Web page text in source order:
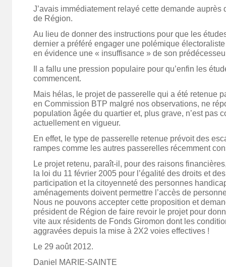
J’avais immédiatement relayé cette demande auprès
de Région.
Au lieu de donner des instructions pour que les
dernier a préféré engager une polémique
en évidence une « insuffisance » de son
Il a fallu une pression populaire pour qu’enfin les
commencent.
Mais hélas, le projet de passerelle qui a été retenue
en Commission BTP malgré nos observations, ne
population âgée du quartier et, plus grave, n’est pas
actuellement en vigueur.
En effet, le type de passerelle retenue prévoit des
rampes comme les autres passerelles récemment
Le projet retenu, paraît-il, pour des raisons
la loi du 11 février 2005 pour l’égalité des droits et
participation et la citoyenneté des personnes
aménagements doivent permettre l’accès de
Nous ne pouvons accepter cette proposition et
président de Région de faire revoir le projet pour
vite aux résidents de Fonds Giromon dont les
aggravées depuis la mise à 2X2 voies effectives !
Le 29 août 2012.
Daniel MARIE-SAINTE